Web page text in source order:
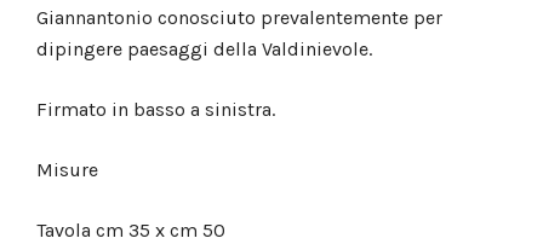
Giannantonio conosciuto prevalentemente per
dipingere paesaggi della Valdinievole.
Firmato in basso a sinistra.
Misure
Tavola cm 35 x cm 50